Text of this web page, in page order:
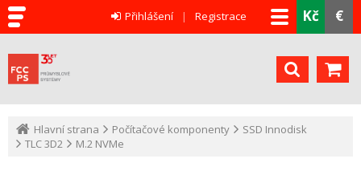
Kč €
Přihlášení Registrace
Hlavní strana Počítačové komponenty
SSD Innodisk
TLC 3D2
M.2 NVMe